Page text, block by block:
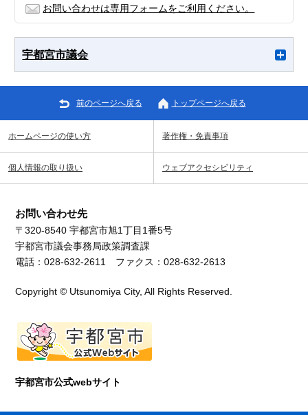
お問い合わせは専用フォームをご利用ください。
宇都宮市議会
前のページへ戻る トップページへ戻る
ホームページの使い方 著作権・免責事項
個人情報の取り扱い ウェブアクセシビリティ
お問い合わせ先
〒320-8540 宇都宮市旭1丁目1番5号
宇都宮市議会事務局政策調査課
電話：028-632-2611 ファクス：028-632-2613
Copyright © Utsunomiya City, All Rights Reserved.
宇都宮市公式webサイト